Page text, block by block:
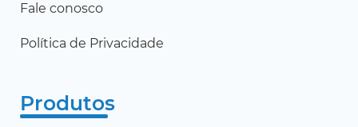
Fale conosco
Política de Privacidade
Produtos